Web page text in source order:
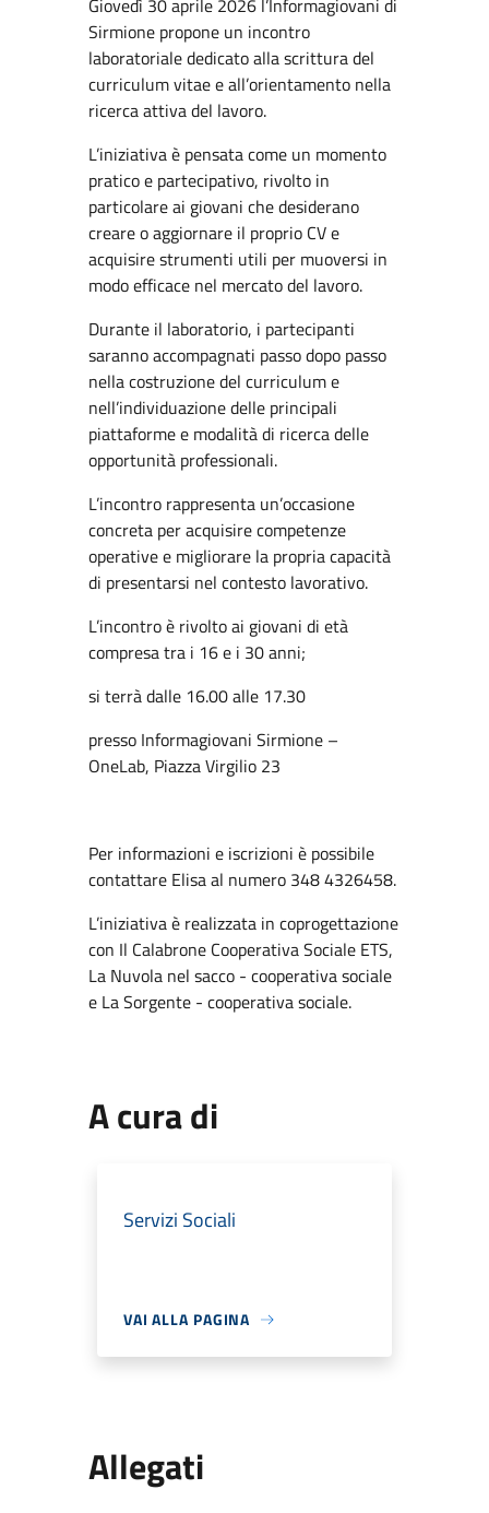
Giovedì 30 aprile 2026 l’Informagiovani di
Sirmione propone un incontro
laboratoriale dedicato alla scrittura del
curriculum vitae e all’orientamento nella
ricerca attiva del lavoro.
L’iniziativa è pensata come un momento
pratico e partecipativo, rivolto in
particolare ai giovani che desiderano
creare o aggiornare il proprio CV e
acquisire strumenti utili per muoversi in
modo efficace nel mercato del lavoro.
Durante il laboratorio, i partecipanti
saranno accompagnati passo dopo passo
nella costruzione del curriculum e
nell’individuazione delle principali
piattaforme e modalità di ricerca delle
opportunità professionali.
L’incontro rappresenta un’occasione
concreta per acquisire competenze
operative e migliorare la propria capacità
di presentarsi nel contesto lavorativo.
L’incontro è rivolto ai giovani di età
compresa tra i 16 e i 30 anni;
si terrà dalle 16.00 alle 17.30
presso Informagiovani Sirmione –
OneLab, Piazza Virgilio 23
Per informazioni e iscrizioni è possibile
contattare Elisa al numero 348 4326458.
L’iniziativa è realizzata in coprogettazione
con Il Calabrone Cooperativa Sociale ETS,
La Nuvola nel sacco - cooperativa sociale
e La Sorgente - cooperativa sociale.
A cura di
Servizi Sociali
VAI ALLA PAGINA
Allegati